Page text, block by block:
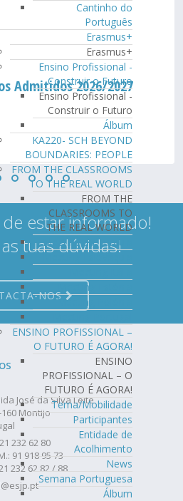
Cantinho do
Português
Erasmus+
Erasmus+
Ensino Profissional -
Construir o Futuro
Ensino Profissional -
Construir o Futuro
Álbum
KA220- SCH BEYOND
BOUNDARIES: PEOPLE
FROM THE CLASSROOMS
TO THE REAL WORLD
FROM THE
CLASSROOMS TO
THE REAL WORLD
Meeting da Turquia
Meeting Eslováquia
Meeting Estónia
Meeting Polónia
ENSINO PROFISSIONAL –
O FUTURO É AGORA!
ENSINO
PROFISSIONAL – O
FUTURO É AGORA!
Tema/Mobilidade
Participantes
Entidade de
Acolhimento
News
Semana Portuguesa
Álbum
Admitidos 2026/2027
estar informado!
tuas dúvidas!
NOS
José da Silva Leite
Montijo
232 62 80
91 918 95 73
232 62 82 / 88